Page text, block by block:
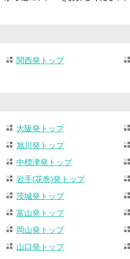
関西発トップ
大阪発トップ
旭川発トップ
中標津発トップ
岩手(花巻)発トップ
茨城発トップ
富山発トップ
岡山発トップ
山口発トップ